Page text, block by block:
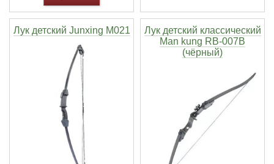
Лук детский Junxing M021
Лук детский классический
Man kung RB-007B
(чёрный)